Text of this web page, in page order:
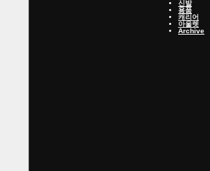
신발
용품
캐리어
아울렛
Archive